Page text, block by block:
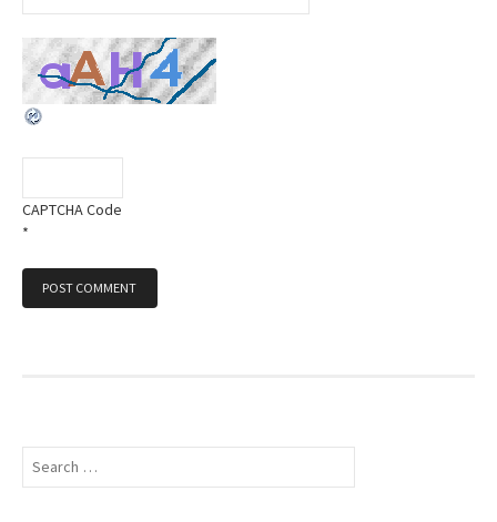
CAPTCHA Code
*
S